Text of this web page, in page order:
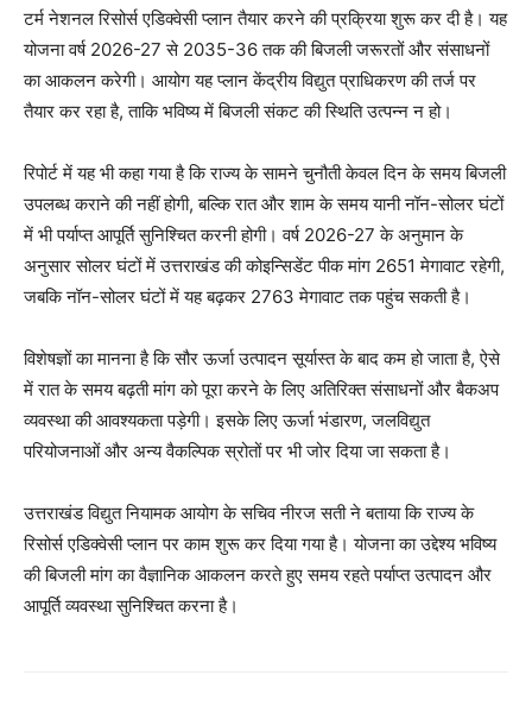
टर्म नेशनल रिसोर्स एडिक्वेसी प्लान तैयार करने की प्रक्रिया शुरू कर दी है। यह
योजना वर्ष 2026-27 से 2035-36 तक की बिजली जरूरतों और संसाधनों
का आकलन करेगी। आयोग यह प्लान केंद्रीय विद्युत प्राधिकरण की तर्ज पर
तैयार कर रहा है, ताकि भविष्य में बिजली संकट की स्थिति उत्पन्न न हो।
रिपोर्ट में यह भी कहा गया है कि राज्य के सामने चुनौती केवल दिन के समय बिजली
उपलब्ध कराने की नहीं होगी, बल्कि रात और शाम के समय यानी नॉन-सोलर घंटों
में भी पर्याप्त आपूर्ति सुनिश्चित करनी होगी। वर्ष 2026-27 के अनुमान के
अनुसार सोलर घंटों में उत्तराखंड की कोइन्सिडेंट पीक मांग 2651 मेगावाट रहेगी,
जबकि नॉन-सोलर घंटों में यह बढ़कर 2763 मेगावाट तक पहुंच सकती है।
विशेषज्ञों का मानना है कि सौर ऊर्जा उत्पादन सूर्यास्त के बाद कम हो जाता है, ऐसे
में रात के समय बढ़ती मांग को पूरा करने के लिए अतिरिक्त संसाधनों और बैकअप
व्यवस्था की आवश्यकता पड़ेगी। इसके लिए ऊर्जा भंडारण, जलविद्युत
परियोजनाओं और अन्य वैकल्पिक स्रोतों पर भी जोर दिया जा सकता है।
उत्तराखंड विद्युत नियामक आयोग के सचिव नीरज सती ने बताया कि राज्य के
रिसोर्स एडिक्वेसी प्लान पर काम शुरू कर दिया गया है। योजना का उद्देश्य भविष्य
की बिजली मांग का वैज्ञानिक आकलन करते हुए समय रहते पर्याप्त उत्पादन और
आपूर्ति व्यवस्था सुनिश्चित करना है।